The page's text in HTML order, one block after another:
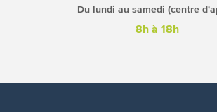
Du lundi au samedi (centre
8h à 18h